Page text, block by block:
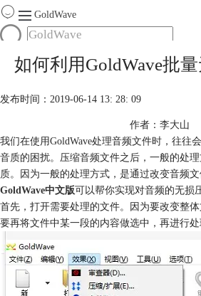
GoldWave
首页
产品
购买
如何利用GoldWave批
发布时间：2019-06-14 13: 28: 09
作者：李大山
我们在使用GoldWave处理音频文件时，往往
音质的困扰。压缩音频文件之后，一般的处
质。因为一般的处理方式，是通过改变音频
GoldWave中文版可以帮你实现对音频的无损
首先，打开需要处理的文件。因为要改变整
要再将文件中某一段的内容做选中，再进行处